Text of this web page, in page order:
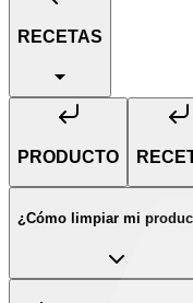
RECETAS
PRODUCTO
¿Cómo limpiar mi